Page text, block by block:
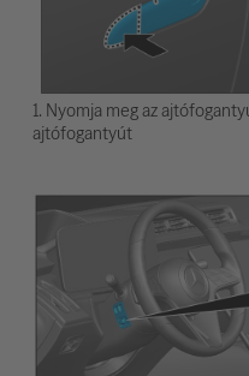
1. Nyomja meg az
ajtófogantyút